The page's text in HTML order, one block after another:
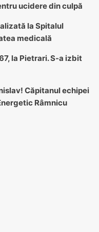
ucidere din culpă
la Spitalul
medicală
la Pietrari. S-a izbit
Căpitanul echipei
Râmnicu